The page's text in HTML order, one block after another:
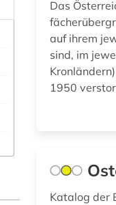
Das
auf ihrem
sind, im
1950
Katalog der